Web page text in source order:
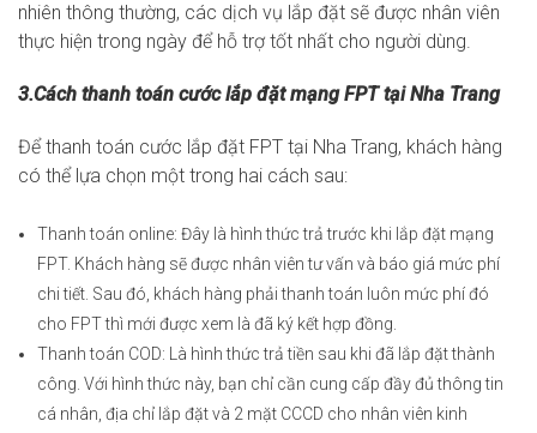
nhiên thông thường, các dịch vụ lắp đặt sẽ được nhân viên
thực hiện trong ngày để hỗ trợ tốt nhất cho người dùng.
3.Cách thanh toán cước lắp đặt mạng FPT tại Nha Trang
Để thanh toán cước lắp đặt FPT tại Nha Trang, khách hàng
có thể lựa chọn một trong hai cách sau:
Thanh toán online: Đây là hình thức trả trước khi lắp đặt mạng
FPT. Khách hàng sẽ được nhân viên tư vấn và báo giá mức phí
chi tiết. Sau đó, khách hàng phải thanh toán luôn mức phí đó
cho FPT thì mới được xem là đã ký kết hợp đồng.
Thanh toán COD: Là hình thức trả tiền sau khi đã lắp đặt thành
công. Với hình thức này, bạn chỉ cần cung cấp đầy đủ thông tin
cá nhân, địa chỉ lắp đặt và 2 mặt CCCD cho nhân viên kinh